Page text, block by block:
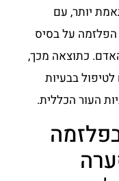
יותר, עם
הפלזמה על בסיס
כתוצאה מכך,
בבעיות
העור הכללית.